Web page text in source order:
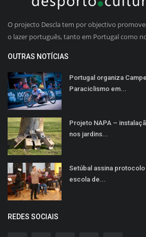
O projecto Descla tem por objectivo
o lazer português, tanto em Portugal como
OUTRAS NOTÍCIAS
Portugal organiza
Paraciclismo em...
Projeto NAPA –
nos jardins...
Setúbal assina
escola de...
REDES SOCIAIS